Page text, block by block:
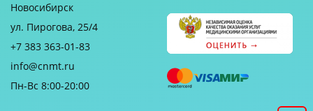
Новосибирск
ул. Пирогова, 25/4
+7 383 363-01-83
info@cnmt.ru
Пн-Вс 8:00-20:00